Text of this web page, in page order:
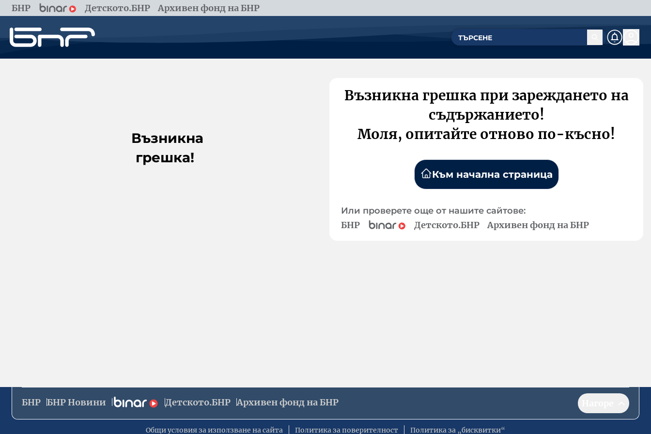
БНР Детското.БНР Архивен фонд на БНР
Възникна
грешка!
Възникна грешка при зареждането на
съдържанието!
Моля, опитайте отново по-късно!
Към начална страница
Или проверете още от нашите сайтове:
БНР Детското.БНР Архивен фонд на БНР
БНР БНР Новини Детското.БНР Архивен фонд на БНР
Общи условия за използване на сайта Политика за поверителност Политика за „бисквитки“